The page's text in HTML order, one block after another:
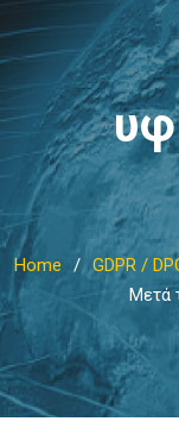
Home
GDPR /
Μετά